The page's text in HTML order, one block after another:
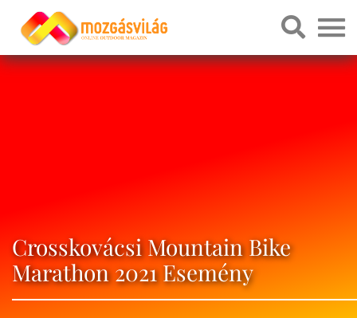
Crosskovácsi Mountain Bike
Marathon 2021 Esemény